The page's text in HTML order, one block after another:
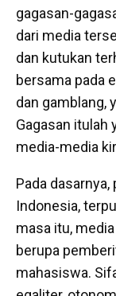
gagasan-
dari media
dan kutukan
bersama pada
dan gamblang,
Gagasan itulah
media-media
Pada
Indonesia,
masa itu,
berupa
mahasiswa.